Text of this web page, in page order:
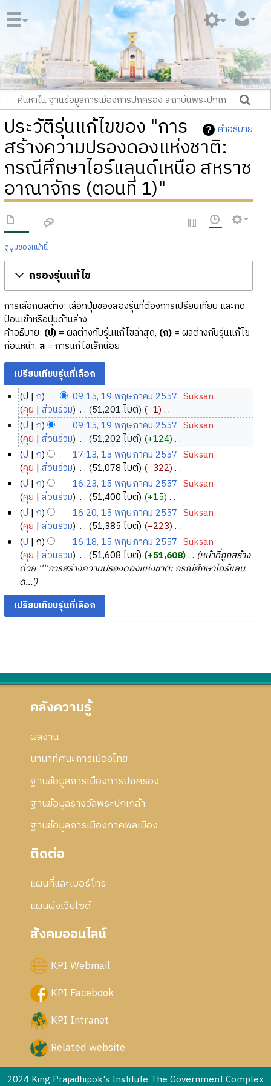
คำอธิบาย
ประวัติรุ่นแก้ไขของ "การ
สร้างความปรองดองแห่งชาติ:
กรณีศึกษาไอร์แลนด์เหนือ สหราช
อาณาจักร (ตอนที่ 1)"
ดูปูมของหน้านี้
กรองรุ่นแก้ไข
การเลือกผลต่าง: เลือกปุ่มของสองรุ่นที่ต้องการเปรียบเทียบ และกด
ป้อนเข้าหรือปุ่มด้านล่าง
คำอธิบาย: (ป)= ผลต่างกับรุ่นแก้ไขล่าสุด, (ก)= ผลต่างกับรุ่นแก้ไข
ก่อนหน้า, ล= การแก้ไขเล็กน้อย
9
ฤ
ภ
ค
2
5
ป ก 09:15, 19 พฤษภาคม 2557 Suksan
คุย ส่วนร่วม ‎ 51,201 ไบต์ −1 ‎
ไ
ม่
มี
ค
ว
า
ม
ย่
อ
ก
า
ร
แ
ก้
ไ
ป ก 09:15, 19 พฤษภาคม 2557 Suksan
คุย ส่วนร่วม ‎ 51,202 ไบต์ +124 ‎
ไ
ม่
มี
ค
ว
า
ม
ย่
อ
ก
า
ร
แ
5
ฤ
ภ
2
5
ป ก 17:13, 15 พฤษภาคม 2557 Suksan
คุย ส่วนร่วม ‎ 51,078 ไบต์ −322 ‎
ไ
ม่
มี
ค
ว
า
ม
ย่
อ
ก
า
ข
ป ก 16:23, 15 พฤษภาคม 2557 Suksan
คุย ส่วนร่วม ‎ 51,400 ไบต์ +15 ‎
ไ
ม่
มี
ค
ว
า
ม
ย่
อ
แ
ก้
ป ก 16:20, 15 พฤษภาคม 2557 Suksan
คุย ส่วนร่วม ‎ 51,385 ไบต์ −223 ‎
ไ
ม่
มี
ค
ว
า
ม
า
ร
ป ก 16:18, 15 พฤษภาคม 2557 Suksan
คุย ส่วนร่วม ‎ 51,608 ไบต์ +51,608 ‎
หน้าที่ถูกสร้าง
ด้วย ''''การสร้างความปรองดองแห่งชาติ: กรณีศึกษาไอร์แลน
ด...'
คลังความรู้
ผลงาน
นานาทัศนะการเมืองไทย
ฐานข้อมูลการเมืองการปกครอง
ฐานข้อมูลรางวัลพระปกเกล้า
ฐานข้อมูลการเมืองภาคพลเมือง
ติดต่อ
แผนที่และเบอร์โทร
แผนผังเว็บไซด์
สังคมออนไลน์
KPI Webmail
KPI Facebook
KPI Intranet
Related website
2024 King Prajadhipok's Institute The Government Complex